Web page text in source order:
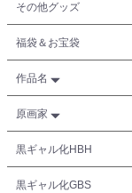
その他グッズ
福袋＆お宝袋
作品名
原画家
黒ギャル化HBH
黒ギャル化GBS